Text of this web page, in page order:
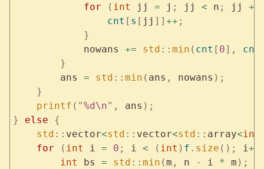
            for
( int jj = j ; jj < n ; jj +=
                cnt
[ s [ jj ]] ++ ;
            }
            nowans
+= std :: min ( cnt [ 0], cnt
        }
        ans
= std :: min ( ans , nowans );
    }
    printf
( "%d\n" , ans );
} else {
    std
:: vector<std :: vector<std :: array<int
    for
( int i = 0 ; i < ( int ) f . size (); i++
        int
bs = std :: min (m , n - i * m );